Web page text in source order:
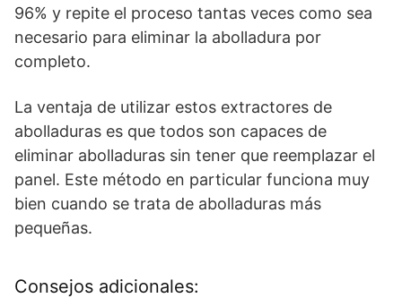
96% y repite el proceso tantas veces como sea
necesario para eliminar la abolladura por
completo.
La ventaja de utilizar estos extractores de
abolladuras es que todos son capaces de
eliminar abolladuras sin tener que reemplazar el
panel. Este método en particular funciona muy
bien cuando se trata de abolladuras más
pequeñas.
Consejos adicionales: